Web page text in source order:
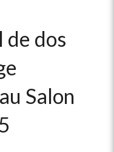
de dos
Salon